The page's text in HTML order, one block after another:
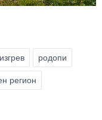
изгрев родопи
регион